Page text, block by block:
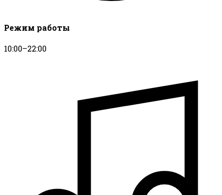
Режим работы
10:00–22:00